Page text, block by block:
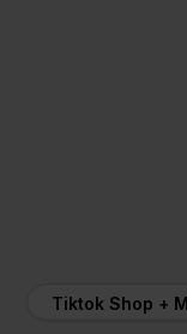
Tiktok Shop +